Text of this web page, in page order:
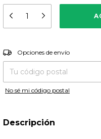
Entregas para el CP:
Opciones de envío
No sé mi código postal
Descripción